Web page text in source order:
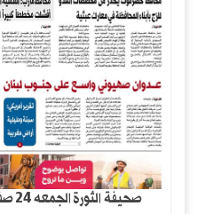
صحيفة الثورة الجمعه 24 صفر 1448- 7 اغسطس 2026